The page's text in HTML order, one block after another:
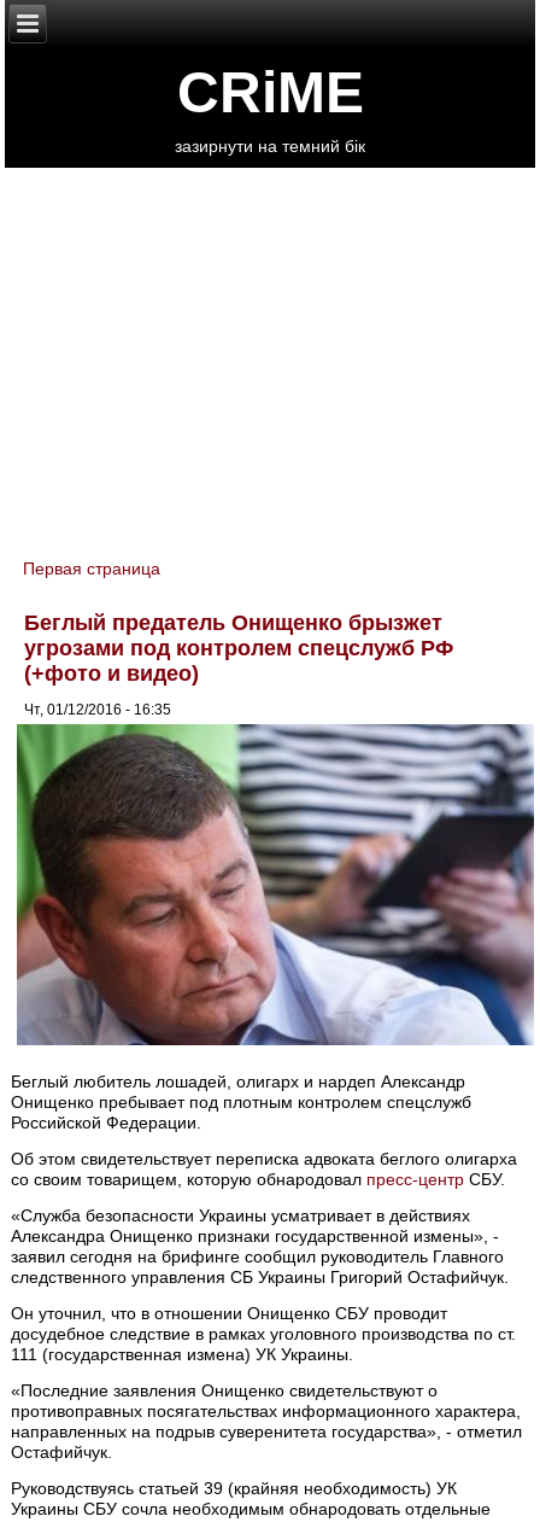
CRiME
зазирнути на темний бік
You are here
Первая страница
Беглый предатель Онищенко брызжет
угрозами под контролем спецслужб РФ
(+фото и видео)
Чт, 01/12/2016 - 16:35
Беглый любитель лошадей, олигарх и нардеп Александр
Онищенко пребывает под плотным контролем спецслужб
Российской Федерации.
Об этом свидетельствует переписка адвоката беглого олигарха
со своим товарищем, которую обнародовал пресс-центр СБУ.
«Служба безопасности Украины усматривает в действиях
Александра Онищенко признаки государственной измены», -
заявил сегодня на брифинге сообщил руководитель Главного
следственного управления СБ Украины Григорий Остафийчук.
Он уточнил, что в отношении Онищенко СБУ проводит
досудебное следствие в рамках уголовного производства по ст.
111 (государственная измена) УК Украины.
«Последние заявления Онищенко свидетельствуют о
противоправных посягательствах информационного характера,
направленных на подрыв суверенитета государства», - отметил
Остафийчук.
Руководствуясь статьей 39 (крайняя необходимость) УК
Украины СБУ сочла необходимым обнародовать отдельные